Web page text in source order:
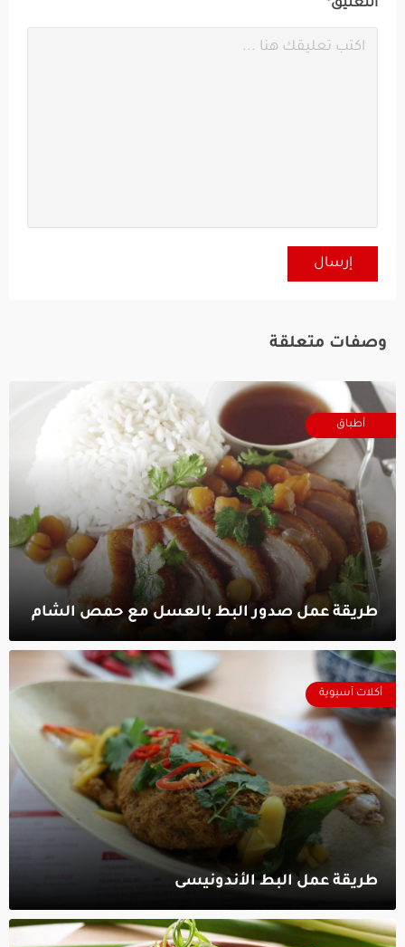
التعليق*
وصفات متعلقة
أطباق
طريقة عمل صدور البط بالعسل مع حمص الشام‎
أكلات آسيوية
طريقة عمل البط الأندونيسى‎